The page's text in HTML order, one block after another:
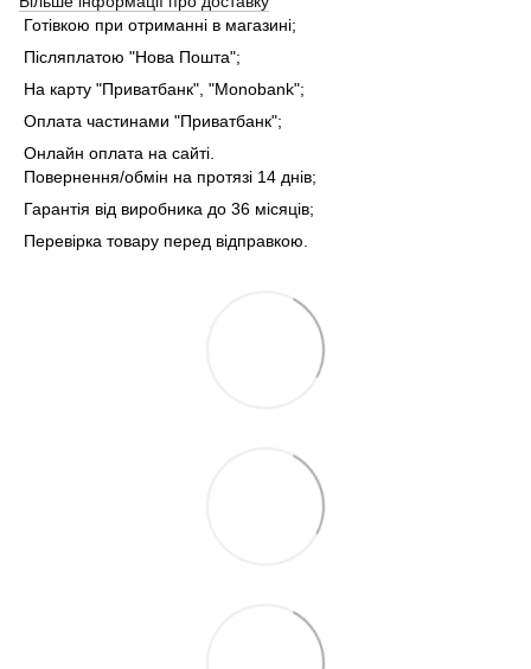
Готівкою при отриманні в магазині;
Післяплатою "Нова Пошта";
На карту "Приватбанк", "Monobank";
Оплата частинами "Приватбанк";
Онлайн оплата на сайті.
Повернення/обмін на протязі 14 днів;
Гарантія від виробника до 36 місяців;
Перевірка товару перед відправкою.